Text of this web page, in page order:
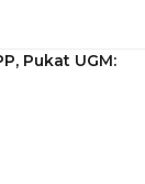
Pukat UGM: